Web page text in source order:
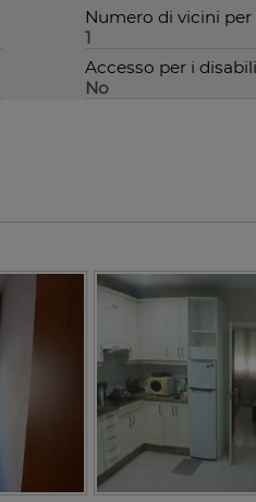
Numero di vicini per
1
Accesso per i
No